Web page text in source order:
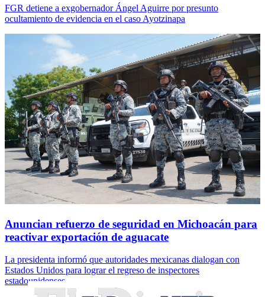
FGR detiene a exgobernador Ángel Aguirre por presunto
ocultamiento de evidencia en el caso Ayotzinapa
Anuncian refuerzo de seguridad en Michoacán para
reactivar exportación de aguacate
La presidenta informó que autoridades mexicanas dialogan con
Estados Unidos para lograr el regreso de inspectores
estadounidenses